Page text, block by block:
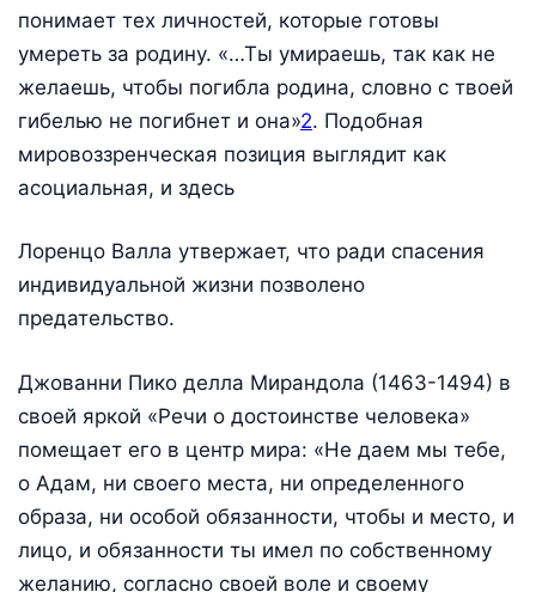
понимает тех личностей, которые готовы
умереть за родину. «…Ты умираешь, так как не
желаешь, чтобы погибла родина, словно с твоей
гибелью не погибнет и она»2. Подобная
мировоззренческая позиция выглядит как
асоциальная, и здесь
Лоренцо Валла утвержает, что ради спасения
индивидуальной жизни позволено
предательство.
Джованни Пико делла Мирандола (1463-1494) в
своей яркой «Речи о достоинстве человека»
помещает его в центр мира: «Не даем мы тебе,
о Адам, ни своего места, ни определенного
образа, ни особой обязанности, чтобы и место, и
лицо, и обязанности ты имел по собственному
желанию, согласно своей воле и своему